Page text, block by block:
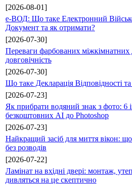
[2026-08-01]
е-ВОД: Що таке Електронний
Документ та як отримати?
[2026-07-30]
Переваги фарбованих міжкімнатних
довговічність
[2026-07-30]
Що таке Декларація Відповідності
[2026-07-23]
Як прибрати водяний знак з фото: 6
безкоштовних AI до Photoshop
[2026-07-23]
Найкращий засіб для миття вікон: що
без розводів
[2026-07-22]
Ламінат на вхідні двері: монтаж,
дивляться на це скептично